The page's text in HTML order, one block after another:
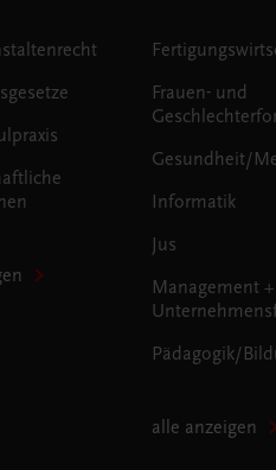
Frauen- und
Gesundheit/
Informatik
Jus
Management +
Pädagogik/
alle anzeigen